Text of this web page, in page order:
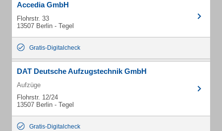
Accedia GmbH
Flohrstr. 33
13507 Berlin - Tegel
Gratis-Digitalcheck
DAT Deutsche Aufzugstechnik GmbH
Aufzüge
Flohrstr. 12/24
13507 Berlin - Tegel
Gratis-Digitalcheck